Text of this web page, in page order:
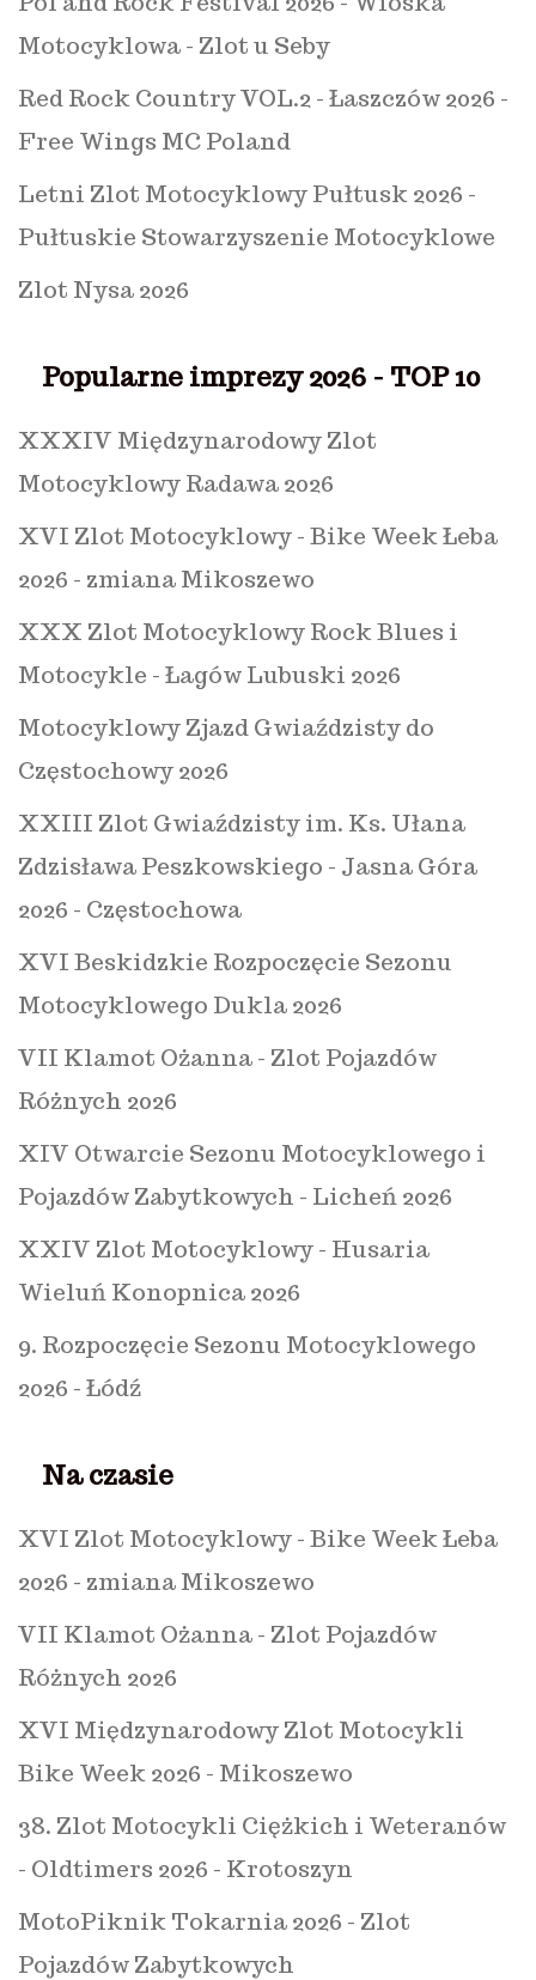
Motocyklowa - Zlot u Seby
Red Rock Country VOL.2 - Łaszczów 2026 -
Free Wings MC Poland
Letni Zlot Motocyklowy Pułtusk 2026 -
Pułtuskie Stowarzyszenie Motocyklowe
Zlot Nysa 2026
Popularne imprezy 2026 - TOP 10
XXXIV Międzynarodowy Zlot
Motocyklowy Radawa 2026
XVI Zlot Motocyklowy - Bike Week Łeba
2026 - zmiana Mikoszewo
XXX Zlot Motocyklowy Rock Blues i
Motocykle - Łagów Lubuski 2026
Motocyklowy Zjazd Gwiaździsty do
Częstochowy 2026
XXIII Zlot Gwiaździsty im. Ks. Ułana
Zdzisława Peszkowskiego - Jasna Góra
2026 - Częstochowa
XVI Beskidzkie Rozpoczęcie Sezonu
Motocyklowego Dukla 2026
VII Klamot Ożanna - Zlot Pojazdów
Różnych 2026
XIV Otwarcie Sezonu Motocyklowego i
Pojazdów Zabytkowych - Licheń 2026
XXIV Zlot Motocyklowy - Husaria
Wieluń Konopnica 2026
9. Rozpoczęcie Sezonu Motocyklowego
2026 - Łódź
Na czasie
XVI Zlot Motocyklowy - Bike Week Łeba
2026 - zmiana Mikoszewo
VII Klamot Ożanna - Zlot Pojazdów
Różnych 2026
XVI Międzynarodowy Zlot Motocykli
Bike Week 2026 - Mikoszewo
38. Zlot Motocykli Ciężkich i Weteranów
- Oldtimers 2026 - Krotoszyn
MotoPiknik Tokarnia 2026 - Zlot
Pojazdów Zabytkowych